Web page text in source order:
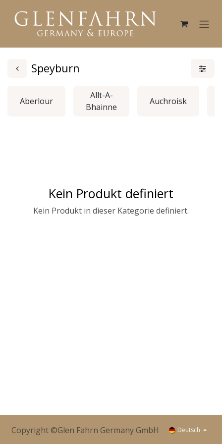
Speyburn
Aberlour
Allt-A-
Bhainne
Auchroisk
Kein Produkt definiert
Kein Produkt in dieser Kategorie definiert.
Copyright ©Glen Fahrn Germany GmbH Deutsch